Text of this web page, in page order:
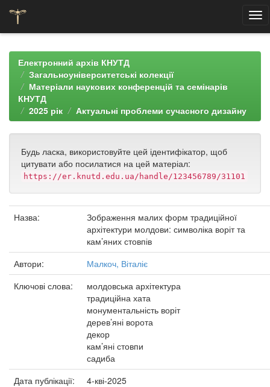
navigationЕлектронний архів КНУТД
Загальноуніверситетські колекції
Матеріали наукових конференцій та семінарів
КНУТД
2025 рік
Актуальні проблеми сучасного дизайну
Будь ласка, використовуйте цей ідентифікатор, щоб
цитувати або посилатися на цей матеріал:
https://er.knutd.edu.ua/handle/123456789/31101
Назва:
Зображення малих форм традиційної
архітектури молдови: символіка воріт та
кам’яних стовпів
Автори:
Малкоч, Віталіє
Ключові слова:
молдовська архітектура
традиційна хата
монументальність воріт
дерев’яні ворота
декор
кам’яні стовпи
садиба
Дата публікації:
4-кві-2025